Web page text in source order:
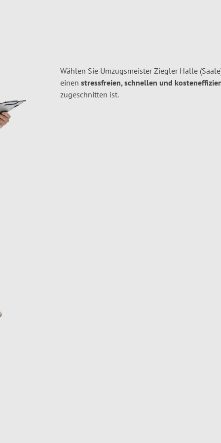
Wählen Sie Umzugsmeister Ziegler Halle
einen stressfreien, schnellen und
zugeschnitten ist.